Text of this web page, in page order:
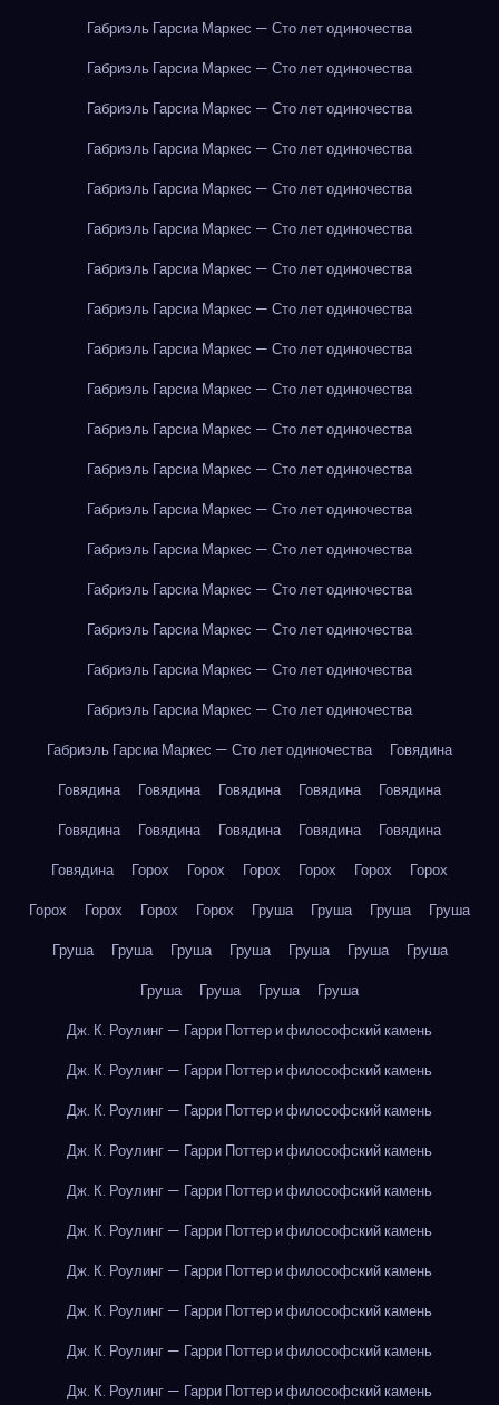
Габриэль Гарсиа Маркес — Сто лет одиночества
Габриэль Гарсиа Маркес — Сто лет одиночества
Габриэль Гарсиа Маркес — Сто лет одиночества
Габриэль Гарсиа Маркес — Сто лет одиночества
Габриэль Гарсиа Маркес — Сто лет одиночества
Габриэль Гарсиа Маркес — Сто лет одиночества
Габриэль Гарсиа Маркес — Сто лет одиночества
Габриэль Гарсиа Маркес — Сто лет одиночества
Габриэль Гарсиа Маркес — Сто лет одиночества
Габриэль Гарсиа Маркес — Сто лет одиночества
Габриэль Гарсиа Маркес — Сто лет одиночества
Габриэль Гарсиа Маркес — Сто лет одиночества
Габриэль Гарсиа Маркес — Сто лет одиночества
Габриэль Гарсиа Маркес — Сто лет одиночества
Габриэль Гарсиа Маркес — Сто лет одиночества
Габриэль Гарсиа Маркес — Сто лет одиночества
Габриэль Гарсиа Маркес — Сто лет одиночества
Габриэль Гарсиа Маркес — Сто лет одиночества
Габриэль Гарсиа Маркес — Сто лет одиночества
Говядина
Говядина
Говядина Говядина Говядина
Говядина
Говядина
Говядина Говядина Говядина
Говядина
Говядина
Горох Горох Горох Горох Горох
Горох
Горох
Горох Горох Горох Груша Груша Груша
Груша
Груша
Груша Груша Груша Груша Груша
Груша
Груша
Груша Груша
Груша
Дж. К. Роулинг — Гарри Поттер и философский камень
Дж. К. Роулинг — Гарри Поттер и философский камень
Дж. К. Роулинг — Гарри Поттер и философский камень
Дж. К. Роулинг — Гарри Поттер и философский камень
Дж. К. Роулинг — Гарри Поттер и философский камень
Дж. К. Роулинг — Гарри Поттер и философский камень
Дж. К. Роулинг — Гарри Поттер и философский камень
Дж. К. Роулинг — Гарри Поттер и философский камень
Дж. К. Роулинг — Гарри Поттер и философский камень
Дж. К. Роулинг — Гарри Поттер и философский камень